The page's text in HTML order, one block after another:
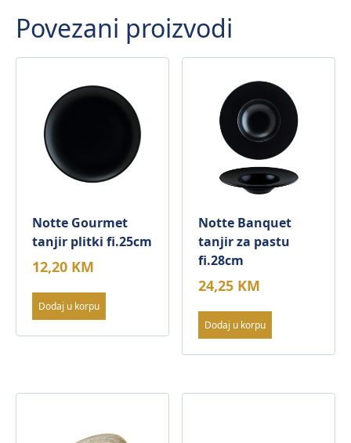
količina
Povezani proizvodi
Notte Gourmet
tanjir plitki fi.25cm
12,20 KM
Dodaj u korpu
Notte Banquet
tanjir za pastu
fi.28cm
24,25 KM
Dodaj u korpu